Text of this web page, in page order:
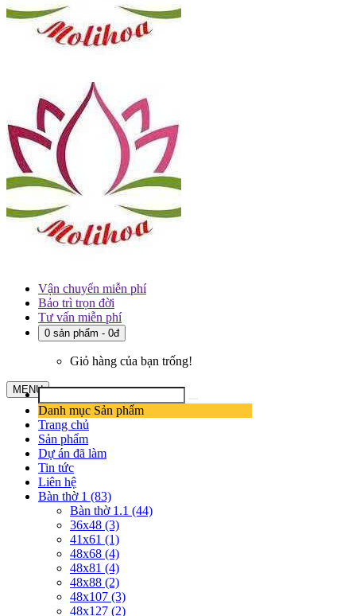
Vận chuyển miễn phí
Bảo trì trọn đời
Tư vấn miễn phí
0 sản phẩm - 0đ
Giỏ hàng của bạn trống!
MENU
Danh mục Sản phẩm
Trang chủ
Sản phẩm
Dự án đã làm
Tin tức
Liên hệ
Bàn thờ 1 (83)
Bàn thờ 1.1 (44)
36x48 (3)
41x61 (1)
48x68 (4)
48x81 (4)
48x88 (2)
48x107 (3)
48x127 (2)